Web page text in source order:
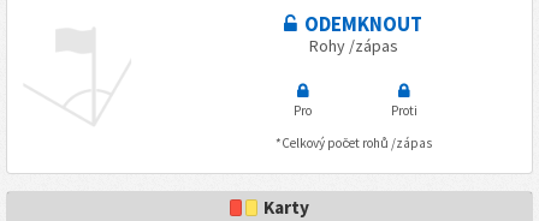
ODEMKNOUT
Rohy /zápas
Pro
Proti
*Celkový počet rohů /zápas
Karty